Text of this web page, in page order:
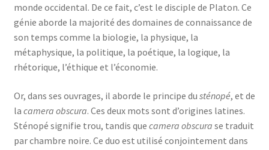
monde occidental. De ce fait, c’est le disciple de Platon. Ce
génie aborde la majorité des domaines de connaissance de
son temps comme la biologie, la physique, la
métaphysique, la politique, la poétique, la logique, la
rhétorique, l’éthique et l’économie.
Or, dans ses ouvrages, il aborde le principe du sténopé, et de
la camera obscura. Ces deux mots sont d’origines latines.
Sténopé signifie trou, tandis que camera obscura se traduit
par chambre noire. Ce duo est utilisé conjointement dans